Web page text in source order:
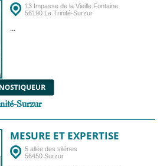
13 Impasse de la Vieille Fontaine
56190 La Trinité-Surzur
...
Surzur
MESURE ET EXPERTISE
5 allée des silénes
56450 Surzur